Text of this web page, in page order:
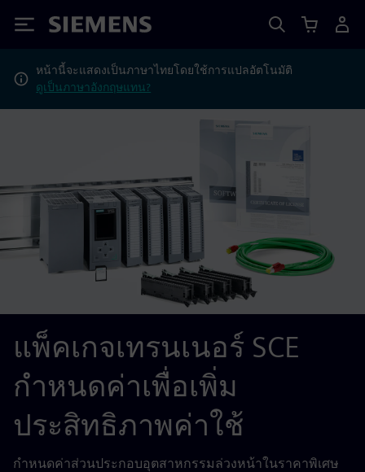
Siemens
หน้านี้จะแสดงเป็นภาษาไทยโดยใช้การแปลอัตโนมัติ
ดูเป็นภาษาอังกฤษแทน?
แพ็คเกจเทรนเนอร์ SCE
กำหนดค่าเพื่อเพิ่ม
ประสิทธิภาพค่าใช้
กำหนดค่าส่วนประกอบอุตสาหกรรมล่วงหน้าในราคาพิเศษ